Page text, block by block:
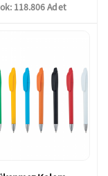
118.806 Adet